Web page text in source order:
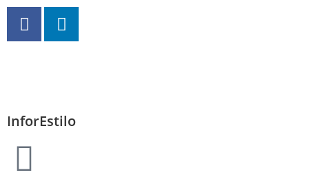
InforEstilo